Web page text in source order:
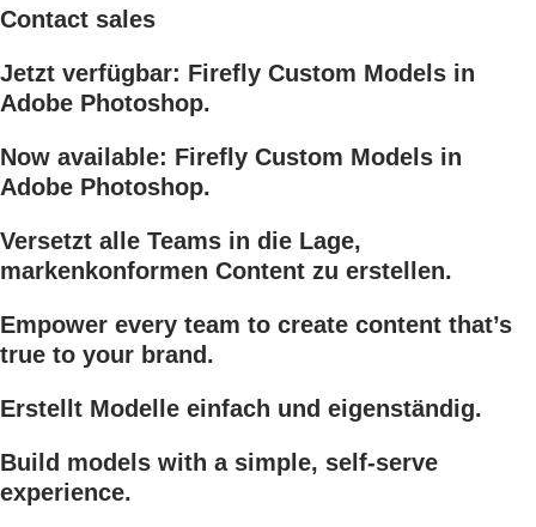
Contact sales
Jetzt verfügbar: Firefly Custom Models in
Adobe Photoshop.
Now available: Firefly Custom Models in
Adobe Photoshop.
Versetzt alle Teams in die Lage,
markenkonformen Content zu erstellen.
Empower every team to create content that’s
true to your brand.
Erstellt Modelle einfach und eigenständig.
Build models with a simple, self-serve
experience.